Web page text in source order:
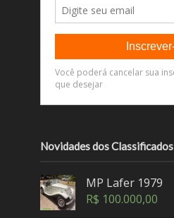
Novidades dos Classificados
MP Lafer 1979
R$ 100.000,00